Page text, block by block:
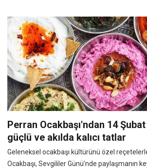
Perran Ocakbaşı'ndan 14
güçlü ve akılda kalıcı tatlar
Geleneksel ocakbaşı kültürünü özel
Ocakbaşı, Sevgililer Günü’nde paylaşmanın